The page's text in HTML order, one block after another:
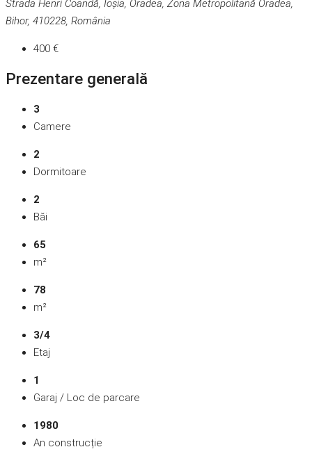
Strada Henri Coandă, Ioșia, Oradea, Zona Metropolitană Oradea,
Bihor, 410228, România
400 €
Prezentare generală
3
Camere
2
Dormitoare
2
Băi
65
m²
78
m²
3/4
Etaj
1
Garaj / Loc de parcare
1980
An construcție